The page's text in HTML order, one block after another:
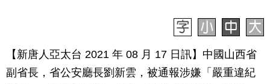
【新唐人亞太台 2021 年 08 月 17 日訊】中國山西省
副省長，省公安廳長劉新雲，被通報涉嫌「嚴重違紀